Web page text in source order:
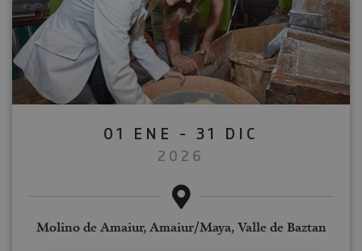
01 ENE - 31 DIC
2026
Molino de Amaiur, Amaiur/Maya, Valle de Baztan